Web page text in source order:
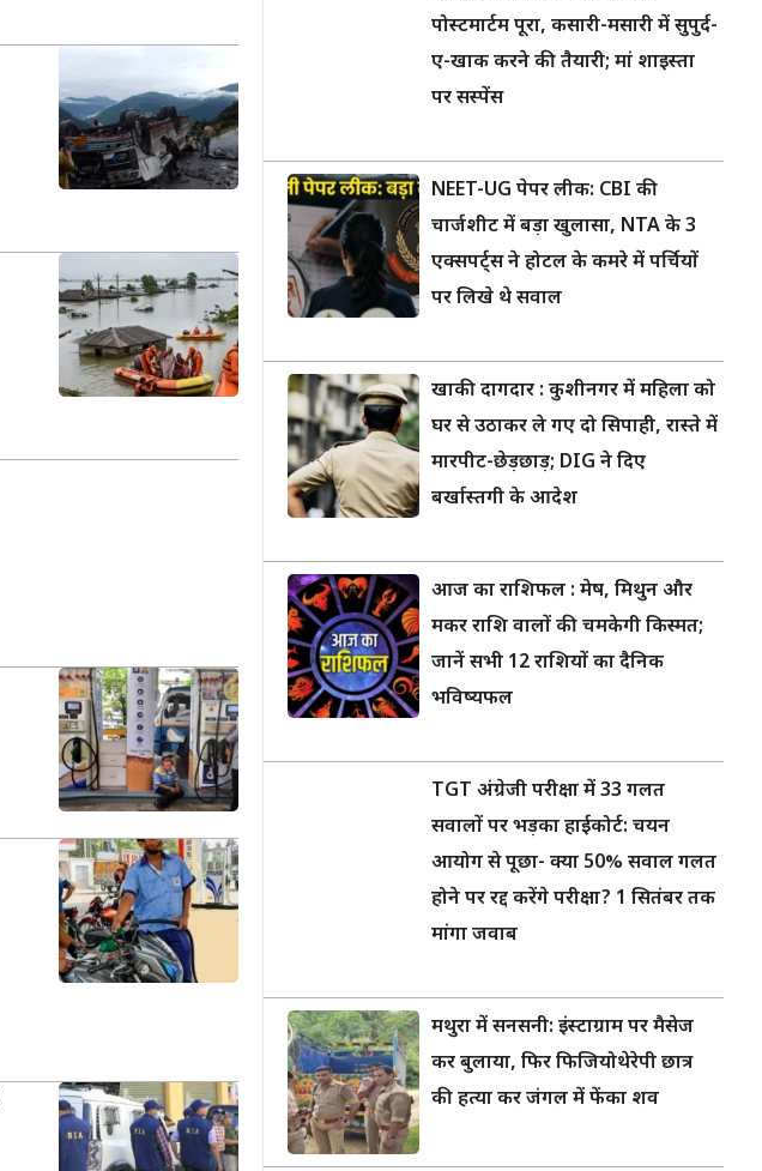
पोस्टमार्टम पूरा, कसारी-मसारी में सुपुर्द-
ए-खाक करने की तैयारी; मां शाइस्ता
पर सस्पेंस
NEET-UG पेपर लीक: CBI की
चार्जशीट में बड़ा खुलासा, NTA के 3
एक्सपर्ट्स ने होटल के कमरे में पर्चियों
पर लिखे थे सवाल
खाकी दागदार : कुशीनगर में महिला को
घर से उठाकर ले गए दो सिपाही, रास्ते में
मारपीट-छेड़छाड़; DIG ने दिए
बर्खास्तगी के आदेश
आज का राशिफल : मेष, मिथुन और
मकर राशि वालों की चमकेगी किस्मत;
जानें सभी 12 राशियों का दैनिक
भविष्यफल
TGT अंग्रेजी परीक्षा में 33 गलत
सवालों पर भड़का हाईकोर्ट: चयन
आयोग से पूछा- क्या 50% सवाल गलत
होने पर रद्द करेंगे परीक्षा? 1 सितंबर तक
मांगा जवाब
मथुरा में सनसनी: इंस्टाग्राम पर मैसेज
कर बुलाया, फिर फिजियोथेरेपी छात्र
की हत्या कर जंगल में फेंका शव